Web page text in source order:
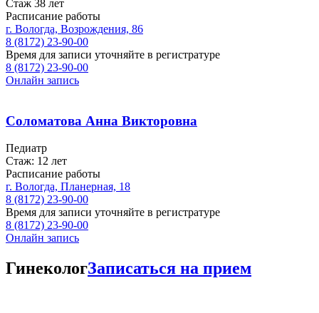
Стаж 38 лет
Расписание работы
г. Вологда, Возрождения, 86
8 (8172) 23-90-00
Время для записи уточняйте в регистратуре
8 (8172) 23-90-00
Онлайн запись
Соломатова Анна Викторовна
Педиатр
Стаж: 12 лет
Расписание работы
г. Вологда, Планерная, 18
8 (8172) 23-90-00
Время для записи уточняйте в регистратуре
8 (8172) 23-90-00
Онлайн запись
ГинекологЗаписаться на прием